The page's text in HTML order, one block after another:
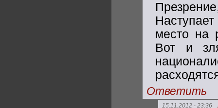
место на
Вот и
Ответить
15.11.2012 - 23:36